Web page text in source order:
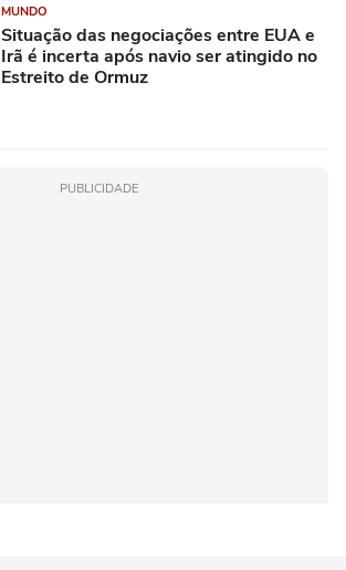
MUNDO
Situação das negociações entre EUA e
Irã é incerta após navio ser atingido no
Estreito de Ormuz
PUBLICIDADE